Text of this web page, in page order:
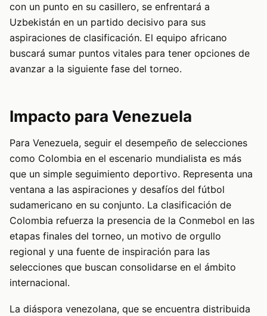
con un punto en su casillero, se enfrentará a
Uzbekistán en un partido decisivo para sus
aspiraciones de clasificación. El equipo africano
buscará sumar puntos vitales para tener opciones de
avanzar a la siguiente fase del torneo.
Impacto para Venezuela
Para Venezuela, seguir el desempeño de selecciones
como Colombia en el escenario mundialista es más
que un simple seguimiento deportivo. Representa una
ventana a las aspiraciones y desafíos del fútbol
sudamericano en su conjunto. La clasificación de
Colombia refuerza la presencia de la Conmebol en las
etapas finales del torneo, un motivo de orgullo
regional y una fuente de inspiración para las
selecciones que buscan consolidarse en el ámbito
internacional.
La diáspora venezolana, que se encuentra distribuida